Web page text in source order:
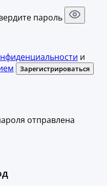
пароль
и
Зарегистрироваться
отправлена